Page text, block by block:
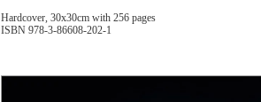
Hardcover, 30x30cm with 256 pages
ISBN 978-3-86608-202-1